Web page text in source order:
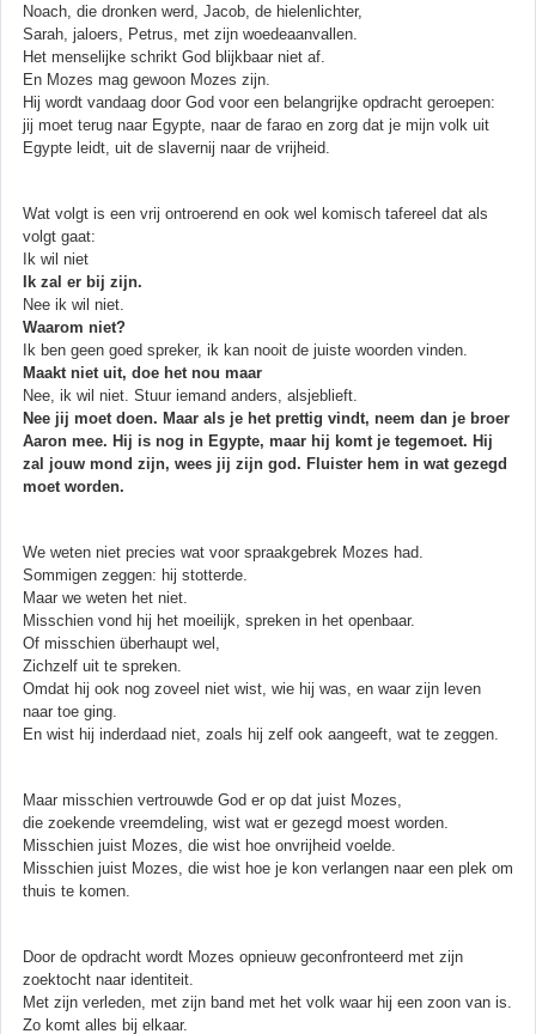
Noach, die dronken werd, Jacob, de hielenlichter,
Sarah, jaloers, Petrus, met zijn woedeaanvallen.
Het menselijke schrikt God blijkbaar niet af.
En Mozes mag gewoon Mozes zijn.
Hij wordt vandaag door God voor een belangrijke opdracht geroepen:
jij moet terug naar Egypte, naar de farao en zorg dat je mijn volk uit
Egypte leidt, uit de slavernij naar de vrijheid.
Wat volgt is een vrij ontroerend en ook wel komisch tafereel dat als
volgt gaat:
Ik wil niet
Ik zal er bij zijn.
Nee ik wil niet.
Waarom niet?
Ik ben geen goed spreker, ik kan nooit de juiste woorden vinden.
Maakt niet uit, doe het nou maar
Nee, ik wil niet. Stuur iemand anders, alsjeblieft.
Nee jij moet doen. Maar als je het prettig vindt, neem dan je broer
Aaron mee. Hij is nog in Egypte, maar hij komt je tegemoet. Hij
zal jouw mond zijn, wees jij zijn god. Fluister hem in wat gezegd
moet worden.
We weten niet precies wat voor spraakgebrek Mozes had.
Sommigen zeggen: hij stotterde.
Maar we weten het niet.
Misschien vond hij het moeilijk, spreken in het openbaar.
Of misschien überhaupt wel,
Zichzelf uit te spreken.
Omdat hij ook nog zoveel niet wist, wie hij was, en waar zijn leven
naar toe ging.
En wist hij inderdaad niet, zoals hij zelf ook aangeeft, wat te zeggen.
Maar misschien vertrouwde God er op dat juist Mozes,
die zoekende vreemdeling, wist wat er gezegd moest worden.
Misschien juist Mozes, die wist hoe onvrijheid voelde.
Misschien juist Mozes, die wist hoe je kon verlangen naar een plek om
thuis te komen.
Door de opdracht wordt Mozes opnieuw geconfronteerd met zijn
zoektocht naar identiteit.
Met zijn verleden, met zijn band met het volk waar hij een zoon van is.
Zo komt alles bij elkaar.